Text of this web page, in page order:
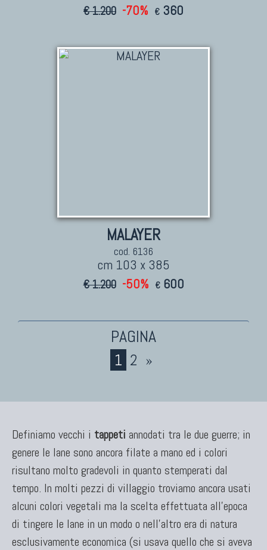
€ 1.200 -70% € 360
MALAYER
cod. 6136
cm 103 x 385
€ 1.200 -50% € 600
1 2 »
Definiamo vecchi i tappeti annodati tra le due guerre; in
genere le lane sono ancora filate a mano ed i colori
risultano molto gradevoli in quanto stemperati dal
tempo. In molti pezzi di villaggio troviamo ancora usati
alcuni colori vegetali ma la scelta effettuata all'epoca
di tingere le lane in un modo o nell'altro era di natura
esclusivamente economica (si usava quello che si aveva